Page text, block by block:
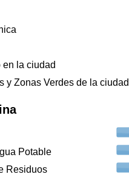
en la ciudad
y Zonas Verdes de la ciudad
Potable
Residuos